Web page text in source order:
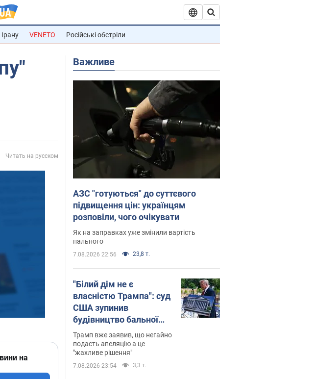
VENETO Російські обстріли
Читать на русском
на
Важливе
АЗС "готуються" до суттєвого
підвищення цін: українцям
розповіли, чого очікувати
Як на заправках уже змінили вартість
пального
7.08.2026 22:56 23,8 т.
"Білий дім не є
власністю Трампа": суд
США зупинив
будівництво бальної
зали за $400 млн
Трамп вже заявив, що негайно
подасть апеляцію а це
"жахливе рішення"
7.08.2026 23:54 3,3 т.